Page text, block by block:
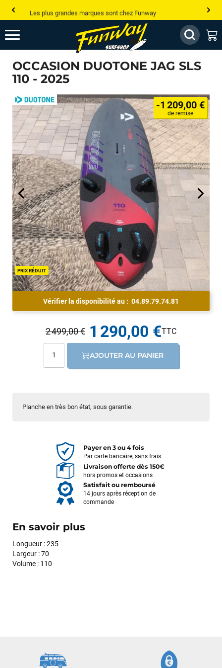
Les plus grandes marques sont chez Funway
Jusqu’à -75% de remise sur le windsurf, wingfoil, etc...
💰 Meilleur prix garanti — Moins cher ailleurs ? On s’aligne !
Besoin de conseils de pro ? Appelle nous !
OCCASION DUOTONE JAG SLS
110 - 2025
PRIX RÉDUIT
-1 209,00 €
de remise
Planche en très bon état, sous garantie.
Vérifier la disponibilité au : 04.89.79.74.81
2 499,00 € 1 290,00 €
AJOUTER AU PANIER
Payer en 3 ou 4 fois
Par carte bancaire, sans frais
Livraison offerte dès 150€
hors promos et occasions
Satisfait ou remboursé
14 jours après réception de
commande
En savoir plus
Longueur : 235
Largeur : 70
Volume : 110
avec moi les caractéristiques des équipements, me conseiller
sur le matériel à choisir, et m’a même offert du matériel en